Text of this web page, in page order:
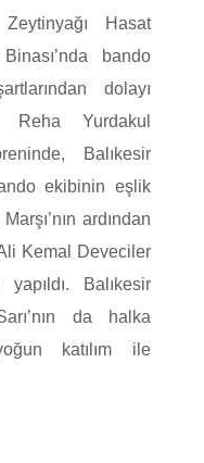
Hasat
bando
dolayı
Reha Yurdakul
Balıkesir
ekibinin eşlik
ardından
Kemal Deveciler
yapıldı. Balıkesir
da halka
katılım ile